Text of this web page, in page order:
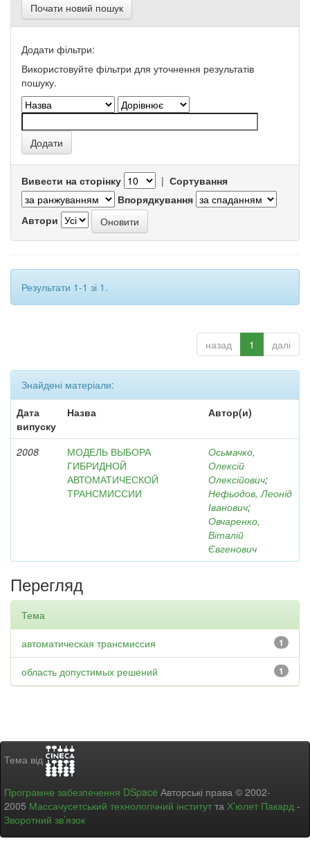
Почати новий пошук
Додати фільтри:
Використовуйте фільтри для уточнення результатів
пошуку.
Вивести на сторінку | Сортування
Впорядкування
Автори
Результати 1-1 зі 1.
назад 1 далі
Знайдені матеріали:
Дата
випуску
Назва Автор(и)
2008
МОДЕЛЬ ВЫБОРА
ГИБРИДНОЙ
АВТОМАТИЧЕСКОЙ
ТРАНСМИССИИ
Осьмачко,
Олексій
Олексійович;
Нефьодов, Леонід
Іванович;
Овчаренко,
Віталій
Євгенович
Перегляд
Тема
1
автоматическая трансмиссия
1
область допустимых решений
Тема від
Програмне забезпечення DSpace Авторські права © 2002-
2005 Массачусетський технологічний інститут та Х’юлет Пакард -
Зворотний зв’язок